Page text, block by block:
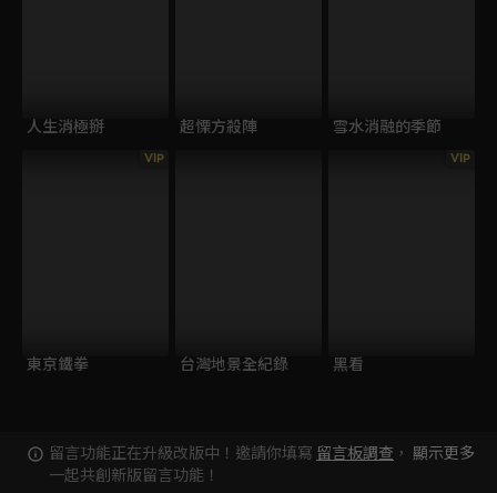
人生消極掰 超慄方殺陣 雪水消融的季節
VIP
東京鐵拳 台灣地景全紀錄
VIP
黑看
留言功能正在升級改版中！邀請你填寫 留言板調查 ，
一起共創新版留言功能！
顯示更多